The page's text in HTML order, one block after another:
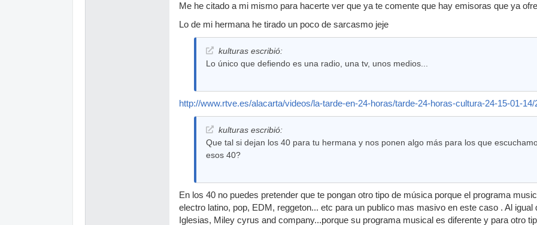
Me he citado a mi mismo para hacerte ver que ya te comente que hay emisoras que ya
Lo de mi hermana he tirado un poco de sarcasmo jeje
kulturas escribió:
Lo único que defiendo es una radio, una tv, unos medios...
http://www.rtve.es/alacarta/videos/la-tarde-en-24-horas/tarde-24-horas-cultura-24-15-01-14/
kulturas escribió:
Que tal si dejan los 40 para tu hermana y nos ponen algo más para los que
esos 40?
En los 40 no puedes pretender que te pongan otro tipo de música porque el programa
electro latino, pop, EDM, reggeton... etc para un publico mas masivo en este caso . Al
Iglesias, Miley cyrus and company...porque su programa musical es diferente y para otro